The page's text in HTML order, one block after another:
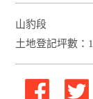
山豹段
土地登記坪數：